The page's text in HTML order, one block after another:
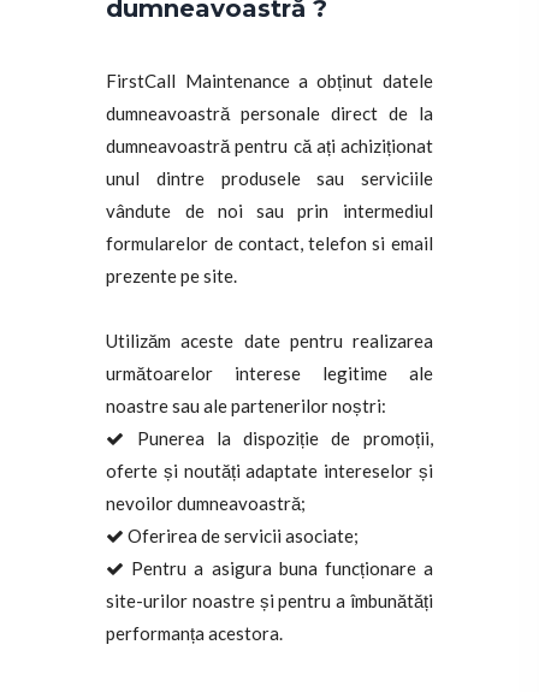
dumneavoastră ?
FirstCall Maintenance a obținut datele
dumneavoastră personale direct de la
dumneavoastră pentru că ați achiziționat
unul dintre produsele sau serviciile
vândute de noi sau prin intermediul
formularelor de contact, telefon si email
prezente pe site.
Utilizăm aceste date pentru realizarea
următoarelor interese legitime ale
noastre sau ale partenerilor noștri:
Punerea la dispoziție de promoții,
oferte și noutăți adaptate intereselor și
nevoilor dumneavoastră;
Oferirea de servicii asociate;
Pentru a asigura buna funcționare a
site-urilor noastre și pentru a îmbunătăți
performanța acestora.